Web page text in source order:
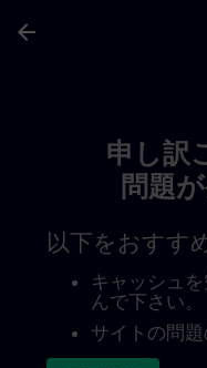
arrow_back
申し訳
問題
以下をおすす
キャッシュ
んで下さい。
サイトの問